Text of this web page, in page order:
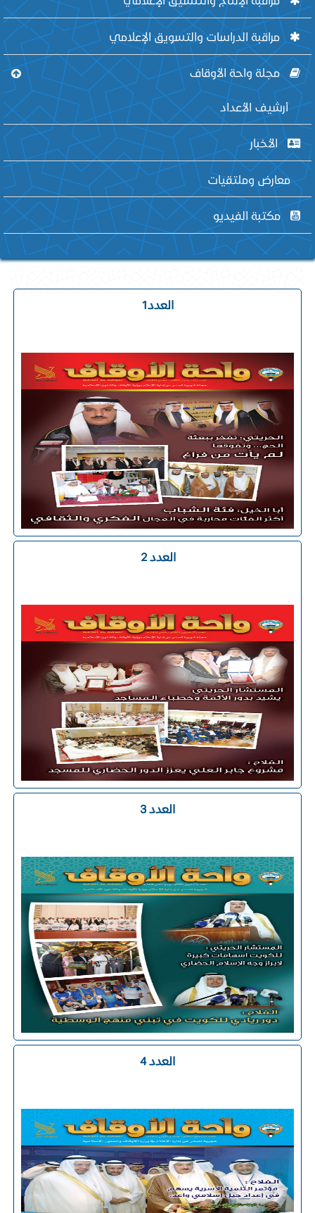
مراقبة الدراسات والتسويق الإعلامي
مجلة واحة الأوقاف
أرشيف الأعداد
الأخبار
معارض وملتقيات
مكتبة الفيديو
العدد1
العدد 2
العدد 3
العدد 4